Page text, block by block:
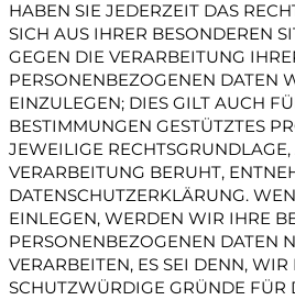
HABEN SIE JEDERZEIT DAS
SICH AUS IHRER BESONDEREN
GEGEN DIE VERARBEITUNG
PERSONENBEZOGENEN DATEN
EINZULEGEN; DIES GILT AUCH
BESTIMMUNGEN GESTÜTZTES
JEWEILIGE
VERARBEITUNG BERUHT,
DATENSCHUTZERKLÄRUNG.
EINLEGEN, WERDEN WIR IHRE
PERSONENBEZOGENEN DATEN
VERARBEITEN, ES SEI DENN,
SCHUTZWÜRDIGE GRÜNDE FÜR